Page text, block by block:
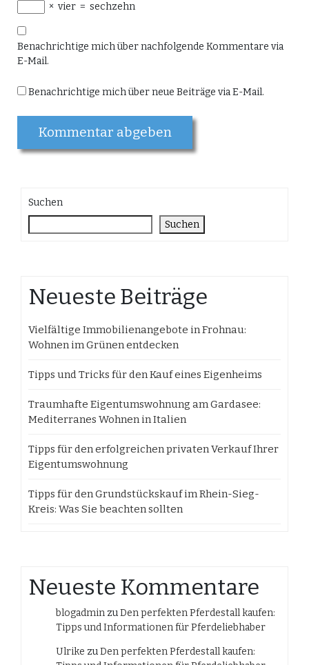
× vier = sechzehn
Benachrichtige mich über nachfolgende Kommentare via
E-Mail.
Benachrichtige mich über neue Beiträge via E-Mail.
Suchen
Suchen
Neueste Beiträge
Vielfältige Immobilienangebote in Frohnau:
Wohnen im Grünen entdecken
Tipps und Tricks für den Kauf eines Eigenheims
Traumhafte Eigentumswohnung am Gardasee:
Mediterranes Wohnen in Italien
Tipps für den erfolgreichen privaten Verkauf Ihrer
Eigentumswohnung
Tipps für den Grundstückskauf im Rhein-Sieg-
Kreis: Was Sie beachten sollten
Neueste Kommentare
blogadmin zuDen perfekten Pferdestall kaufen:
Tipps und Informationen für Pferdeliebhaber
Ulrike zuDen perfekten Pferdestall kaufen: